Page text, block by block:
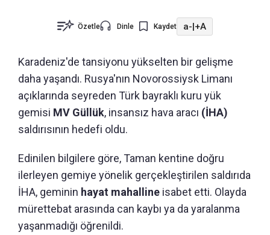
Özetle Dinle Kaydet a-|+A
Karadeniz'de tansiyonu yükselten bir gelişme
daha yaşandı. Rusya'nın Novorossiysk Limanı
açıklarında seyreden Türk bayraklı kuru yük
gemisi MV Güllük, insansız hava aracı (İHA)
saldırısının hedefi oldu.
Edinilen bilgilere göre, Taman kentine doğru
ilerleyen gemiye yönelik gerçekleştirilen saldırıda
İHA, geminin hayat mahalline isabet etti. Olayda
mürettebat arasında can kaybı ya da yaralanma
yaşanmadığı öğrenildi.